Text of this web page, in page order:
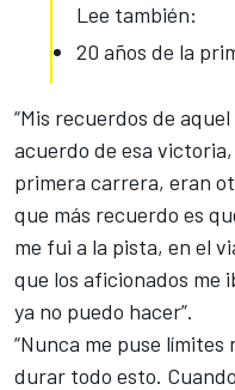
Lee también:
20 años de la
“Mis recuerdos de
acuerdo de esa
primera carrera, eran
que más recuerdo es
me fui a la pista, en el
que los aficionados me
ya no puedo hacer”.
“Nunca me puse
durar todo esto.